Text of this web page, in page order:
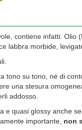
contiene infatti: Olio
labbra morbide,
su tono, né di
una stesura
addosso.
quasi glossy anche
importante, non